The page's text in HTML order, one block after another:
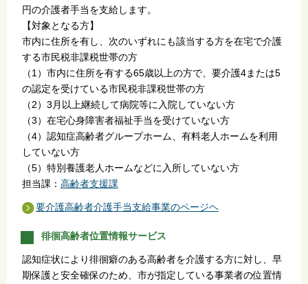
円の介護者手当を支給します。
【対象となる方】
市内に住所を有し、次のいずれにも該当する方を在宅で介護
する市民税非課税世帯の方
（1）市内に住所を有する65歳以上の方で、要介護4または5
の認定を受けている市民税非課税世帯の方
（2）3月以上継続して病院等に入院していない方
（3）在宅心身障害者福祉手当を受けていない方
（4）認知症高齢者グループホーム、有料老人ホームを利用
していない方
（5）特別養護老人ホームなどに入所していない方
担当課： 高齢者支援課
要介護高齢者介護手当支給事業のページヘ
徘徊高齢者位置情報サービス
認知症状により徘徊癖のある高齢者を介護する方に対し、早
期保護と安全確保のため、市が指定している事業者の位置情